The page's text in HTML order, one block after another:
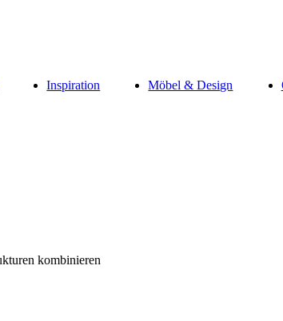
Inspiration Möbel & Design
kombinieren